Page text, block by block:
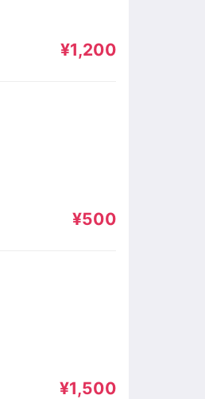
¥1,200
¥500
¥1,500